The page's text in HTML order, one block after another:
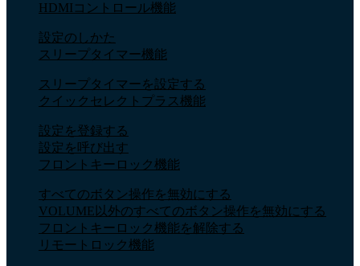
HDMIコントロール機能
設定のしかた
スリープタイマー機能
スリープタイマーを設定する
クイックセレクトプラス機能
設定を登録する
設定を呼び出す
フロントキーロック機能
すべてのボタン操作を無効にする
VOLUME以外のすべてのボタン操作を無効にする
フロントキーロック機能を解除する
リモートロック機能